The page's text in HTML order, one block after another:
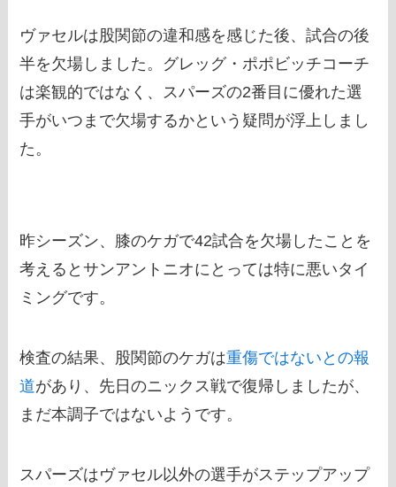
ヴァセルは股関節の違和感を感じた後、試合の後
半を欠場しました。グレッグ・ポポビッチコーチ
は楽観的ではなく、スパーズの2番目に優れた選
手がいつまで欠場するかという疑問が浮上しまし
た。
昨シーズン、膝のケガで42試合を欠場したことを
考えるとサンアントニオにとっては特に悪いタイ
ミングです。
検査の結果、股関節のケガは重傷ではないとの報
道があり、先日のニックス戦で復帰しましたが、
まだ本調子ではないようです。
スパーズはヴァセル以外の選手がステップアップ